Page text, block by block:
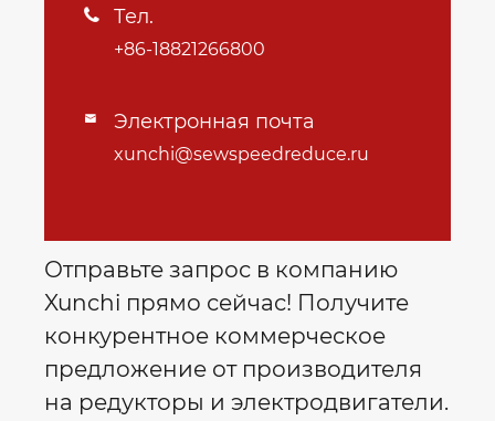
 Тел.
+86-18821266800
 Электронная почта
xunchi@sewspeedreduce.ru
Отправьте запрос в компанию
Xunchi прямо сейчас! Получите
конкурентное коммерческое
предложение от производителя
на редукторы и электродвигатели.